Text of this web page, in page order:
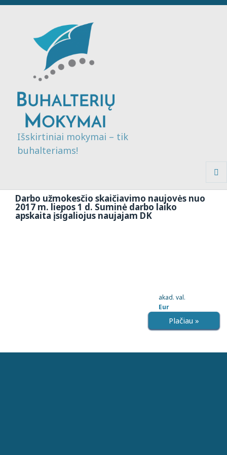
Išskirtiniai mokymai – tik
buhalteriams!
Darbo užmokesčio skaičiavimo naujovės nuo
2017 m. liepos 1 d. Suminė darbo laiko
apskaita įsigaliojus naujajam DK
akad. val.
Eur
Plačiau »